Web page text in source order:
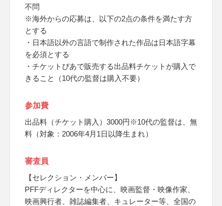
不問
※海外からの応募は、以下の2点の条件を満たす方
とする
・日本語以外の言語で制作された作品は日本語字幕
を必須とする
・チケットぴあで販売する出品料チケットが購入で
きること（10代の監督は購入不要）
参加費
出品料（チケット購入）3000円※10代の監督は、無
料（対象：2006年4月1日以降生まれ）
審査員
【セレクション・メンバー】
PFFディレクターを中心に、映画監督・映像作家、
映画興行者、雑誌編集者、キュレーター等、全国の